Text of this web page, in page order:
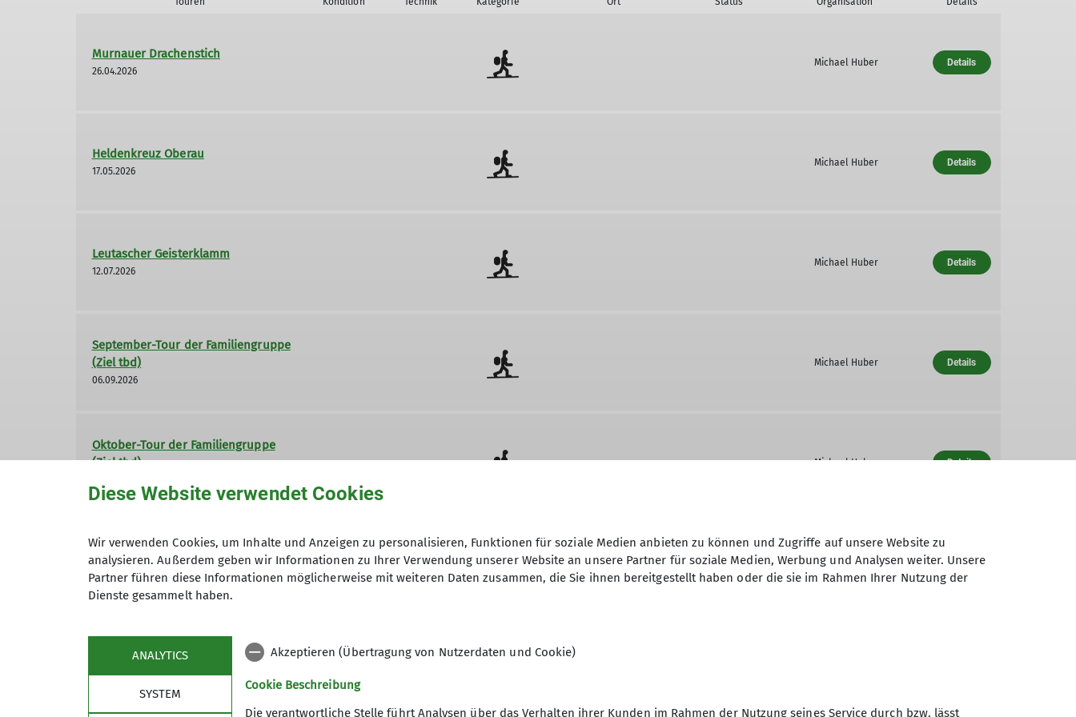
Murnauer Drachenstich
26.04.2026
Michael Huber Details
Heldenkreuz Oberau
17.05.2026
Michael Huber Details
Leutascher Geisterklamm
12.07.2026
Michael Huber Details
September-Tour der Familiengruppe
(Ziel tbd)
06.09.2026
Michael Huber Details
Oktober-Tour der Familiengruppe
(Ziel tbd)
Michael Huber Details
November-Tour der Familiengruppe
(Ziel tbd)
15.11.2026
Michael Huber Details
Diese Website verwendet Cookies
Wir verwenden Cookies, um Inhalte und Anzeigen zu personalisieren, Funktionen für soziale Medien anbieten zu können und Zugriffe auf unsere Website zu
analysieren. Außerdem geben wir Informationen zu Ihrer Verwendung unserer Website an unsere Partner für soziale Medien, Werbung und Analysen weiter. Unsere
Partner führen diese Informationen möglicherweise mit weiteren Daten zusammen, die Sie ihnen bereitgestellt haben oder die sie im Rahmen Ihrer Nutzung der
Dienste gesammelt haben.
ANALYTICS
SYSTEM
Akzeptieren (Übertragung von Nutzerdaten und Cookie)
Cookie Beschreibung
Die verantwortliche Stelle führt Analysen über das Verhalten ihrer Kunden im Rahmen der Nutzung seines Service durch bzw. lässt